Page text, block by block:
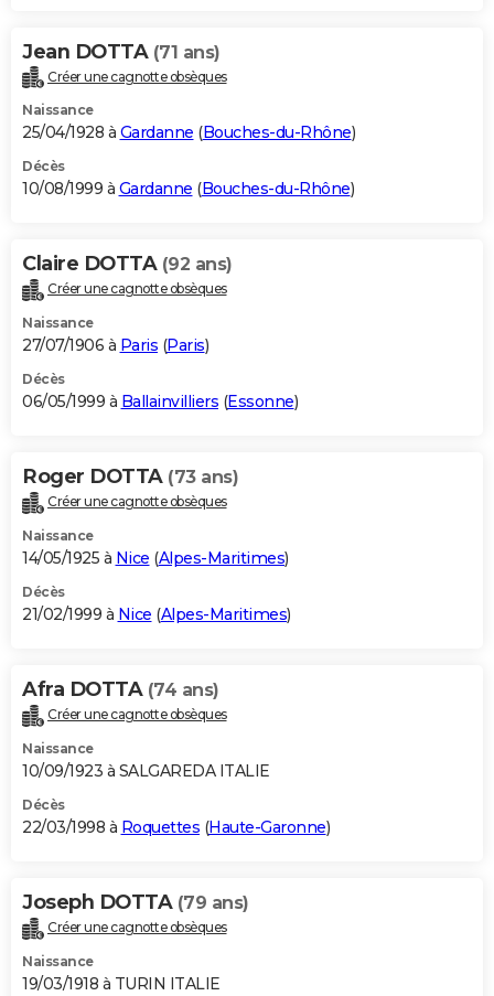
Jean DOTTA (71 ans)
Créer une cagnotte obsèques
Naissance
25/04/1928 à Gardanne (Bouches-du-Rhône)
Décès
10/08/1999 à Gardanne (Bouches-du-Rhône)
Claire DOTTA (92 ans)
Créer une cagnotte obsèques
Naissance
27/07/1906 à Paris (Paris)
Décès
06/05/1999 à Ballainvilliers (Essonne)
Roger DOTTA (73 ans)
Créer une cagnotte obsèques
Naissance
14/05/1925 à Nice (Alpes-Maritimes)
Décès
21/02/1999 à Nice (Alpes-Maritimes)
Afra DOTTA (74 ans)
Créer une cagnotte obsèques
Naissance
10/09/1923 à SALGAREDA ITALIE
Décès
22/03/1998 à Roquettes (Haute-Garonne)
Joseph DOTTA (79 ans)
Créer une cagnotte obsèques
Naissance
19/03/1918 à TURIN ITALIE